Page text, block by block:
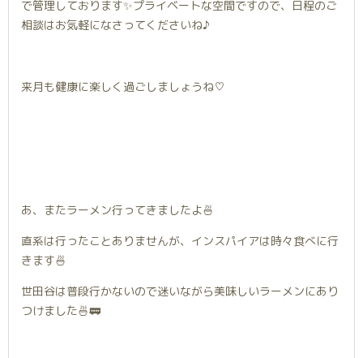
で管理しております✨プライベートな空間ですので、日程のご
相談はお気軽になさってくださいね♪
来月も健康に楽しく過ごしましょうね♡
あ、またラーメン行ってきましたよ🍜
直系は行ったことありませんが、インスパイアは時々食べに行
きます🍜
世田谷は普段行かないので迷いながら美味しいラーメンにあり
つけました🍜🚃